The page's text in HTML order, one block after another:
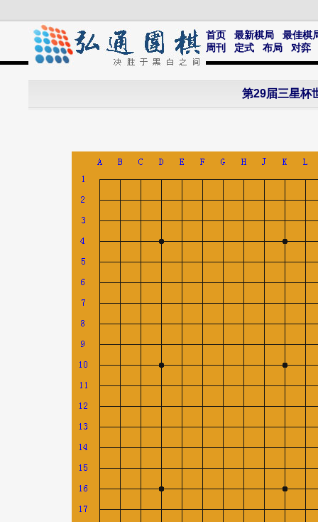
首页 最新棋局
最佳棋
周刊
定式 布局 对弈
第29届三星杯